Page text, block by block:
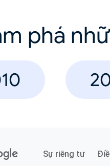
phá
Sự riêng tư